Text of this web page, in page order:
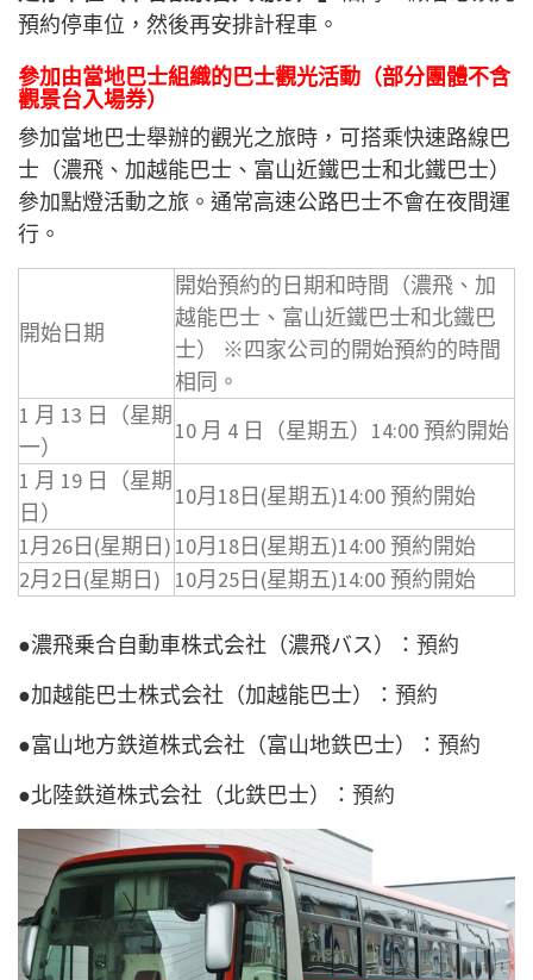
預約停車位，然後再安排計程車。
參加由當地巴士組織的巴士觀光活動（部分團體不含
觀景台入場券）
參加當地巴士舉辦的觀光之旅時，可搭乘快速路線巴
士（濃飛、加越能巴士、富山近鐵巴士和北鐵巴士）
參加點燈活動之旅。通常高速公路巴士不會在夜間運
行。
開始日期
開始預約的日期和時間（濃飛、加
越能巴士、富山近鐵巴士和北鐵巴
士） ※四家公司的開始預約的時間
相同。
1 月 13 日（星期
一）
10 月 4 日（星期五）14:00 預約開始
1 月 19 日（星期
日）
10月18日(星期五)14:00 預約開始
1月26日(星期日) 10月18日(星期五)14:00 預約開始
2月2日(星期日)
10月25日(星期五)14:00 預約開始
●濃飛乗合自動車株式会社（濃飛バス）： 預約
●加越能巴士株式会社（加越能巴士）： 預約
●富山地方鉄道株式会社（富山地鉄巴士）： 預約
●北陸鉄道株式会社（北鉄巴士）： 預約